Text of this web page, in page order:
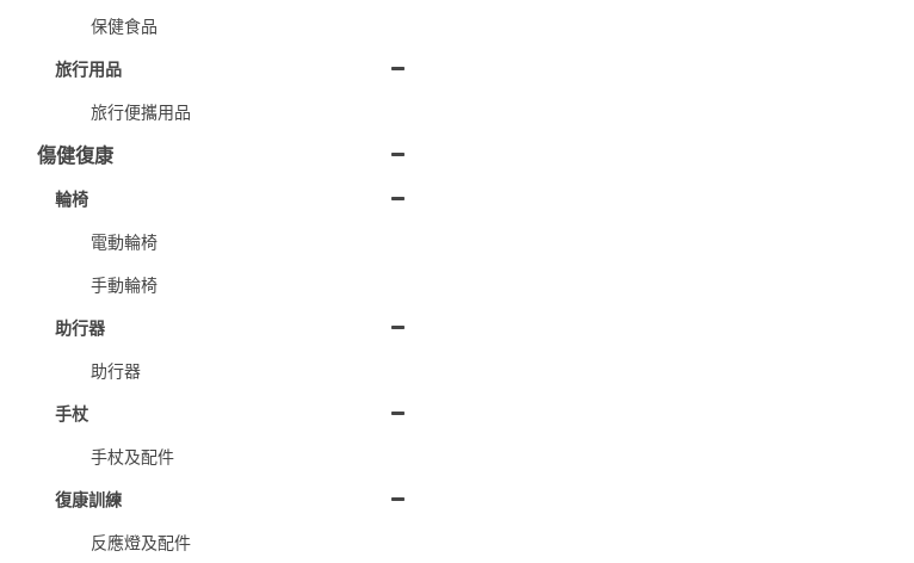
保健食品
旅行用品
旅行便攜用品
傷健復康
輪椅
電動輪椅
手動輪椅
助行器
助行器
手杖
手杖及配件
復康訓練
反應燈及配件